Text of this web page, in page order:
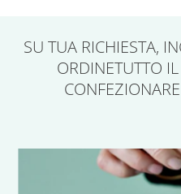
SU TUA RICHIESTA,
ORDINETUTTO